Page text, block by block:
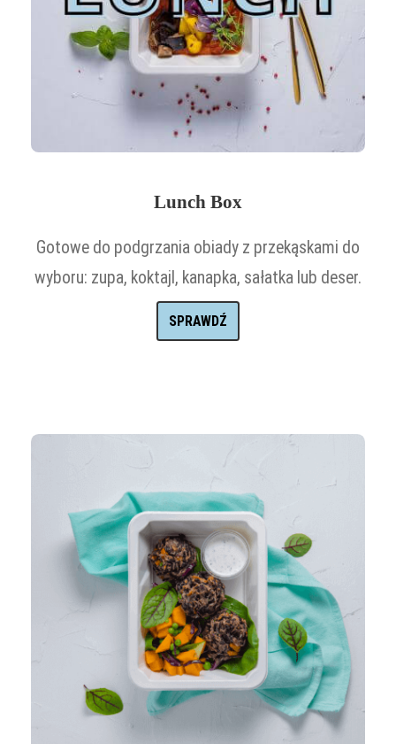
Lunch Box
Gotowe do podgrzania obiady z przekąskami do
wyboru: zupa, koktajl, kanapka, sałatka lub deser.
SPRAWDŹ